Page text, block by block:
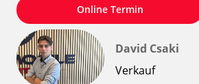
Online Termin
David Csaki
Verkauf